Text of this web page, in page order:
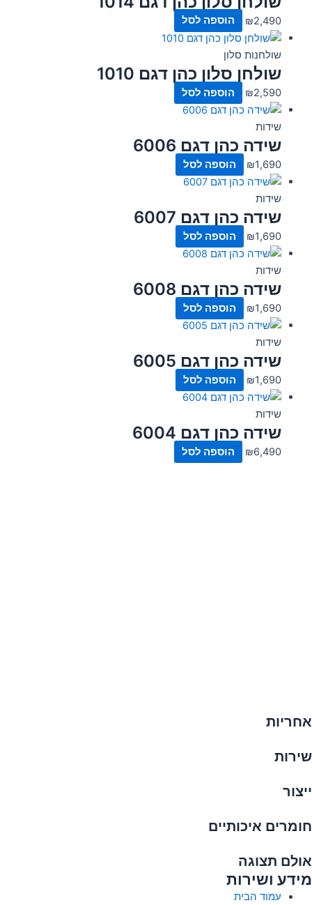
₪2,490 הוספה לסל
שולחנות סלון
שולחן סלון כהן דגם 1010
₪2,590 הוספה לסל
שידות
שידה כהן דגם 6006
₪1,690 הוספה לסל
שידות
שידה כהן דגם 6007
₪1,690 הוספה לסל
שידות
שידה כהן דגם 6008
₪1,690 הוספה לסל
שידות
שידה כהן דגם 6005
₪1,690 הוספה לסל
שידות
שידה כהן דגם 6004
₪6,490 הוספה לסל
אחריות
שירות
ייצור
חומרים איכותיים
אולם תצוגה
מידע ושירות
עמוד הבית